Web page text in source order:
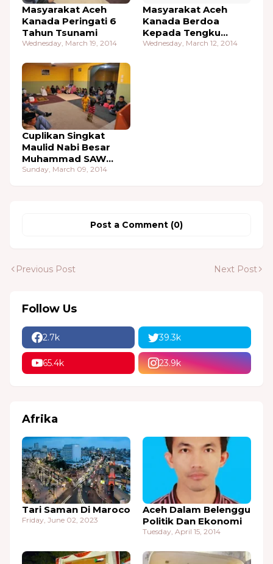
Masyarakat Aceh
Kanada Peringati 6
Tahun Tsunami
Wednesday, March 19, 2014
Masyarakat Aceh
Kanada Berdoa
Kepada Tengku
Hasan M. di Tiro 7
Wednesday, March 12, 2014
Cuplikan Singkat
Maulid Nabi Besar
Muhammad SAW
2010 Di Menasah
Sunday, March 09, 2014
Post a Comment (0)
Previous Post Next Post
Follow Us
2.7k 39.3k
65.4k 23.9k
Afrika
Tari Saman Di Maroco
Friday, June 02, 2023
Aceh Dalam Belenggu
Politik Dan Ekonomi
Tuesday, April 15, 2014